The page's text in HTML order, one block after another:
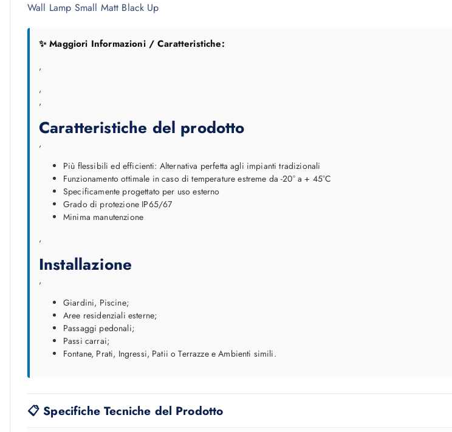
Wall Lamp Small Matt Black Up
✨ Maggiori Informazioni / Caratteristiche:
,
,
,
Caratteristiche del prodotto
,
Più flessibili ed efficienti: Alternativa perfetta agli impianti tradizionali
Funzionamento ottimale in caso di temperature estreme da -20° a + 45°C
Specificamente progettato per uso esterno
Grado di protezione IP65/67
Minima manutenzione
,
Installazione
,
Giardini, Piscine;
Aree residenziali esterne;
Passaggi pedonali;
Passi carrai;
Fontane, Prati, Ingressi, Patii o Terrazze e Ambienti simili.
📋 Specifiche Tecniche del Prodotto